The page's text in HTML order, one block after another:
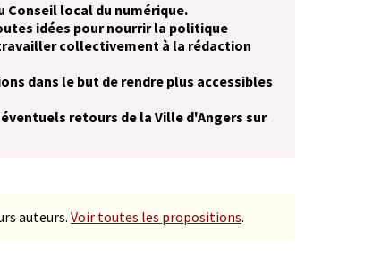
Conseil local du numérique.
idées pour nourrir la politique
collectivement à la rédaction
dans le but de rendre plus accessibles
retours de la Ville d'Angers sur
auteurs. Voir toutes les propositions.